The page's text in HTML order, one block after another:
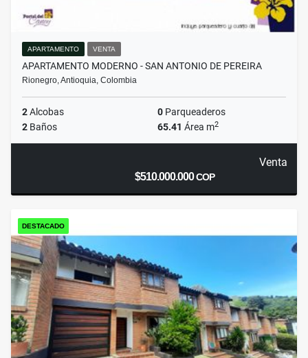
APARTAMENTO VENTA
APARTAMENTO MODERNO - SAN ANTONIO DE PEREIRA
Rionegro, Antioquia, Colombia
2Alcobas 0 Parqueaderos
2 Baños 65.41 Área m2
Venta
$510.000.000COP
DESTACADO